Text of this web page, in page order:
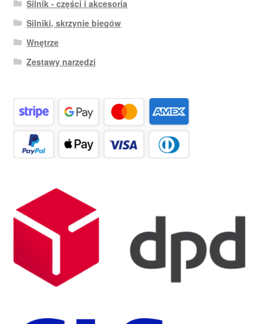
Silnik - części i akcesoria
Silniki, skrzynie biegów
Wnętrze
Zestawy narzędzi